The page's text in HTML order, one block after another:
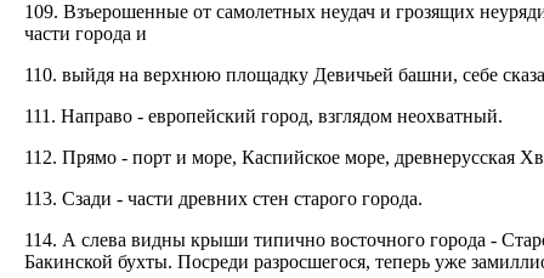
109. Взъерошенные от самолетных неудач и грозящих
части города и
110. выйдя на верхнюю площадку Девичьей башни, себе
111. Направо - европейский город, взглядом неохватный.
112. Прямо - порт и море, Каспийское море, древнерусская
113. Сзади - части древних стен старого города.
114. А слева видны крыши типично восточного города -
Бакинской бухты. Посреди разросшегося, теперь уже